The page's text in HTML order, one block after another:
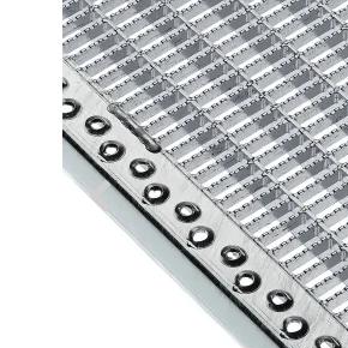
Fastgørelse - Trin
Fastgørelsesbeslag - Fiberriste
Fastgørelsesbeslag - Optræksriste
Se alle